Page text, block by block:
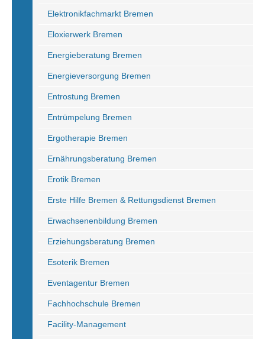
Elektronikfachmarkt Bremen
Eloxierwerk Bremen
Energieberatung Bremen
Energieversorgung Bremen
Entrostung Bremen
Entrümpelung Bremen
Ergotherapie Bremen
Ernährungsberatung Bremen
Erotik Bremen
Erste Hilfe Bremen & Rettungsdienst Bremen
Erwachsenenbildung Bremen
Erziehungsberatung Bremen
Esoterik Bremen
Eventagentur Bremen
Fachhochschule Bremen
Facility-Management